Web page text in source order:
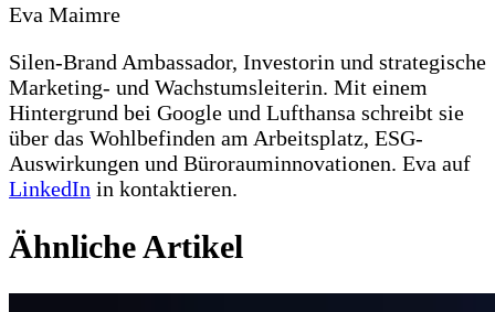
Eva Maimre
Silen-Brand Ambassador, Investorin und strategische
Marketing- und Wachstumsleiterin. Mit einem
Hintergrund bei Google und Lufthansa schreibt sie
über das Wohlbefinden am Arbeitsplatz, ESG-
Auswirkungen und Bürorauminnovationen. Eva auf
LinkedIn in kontaktieren.
Ähnliche Artikel